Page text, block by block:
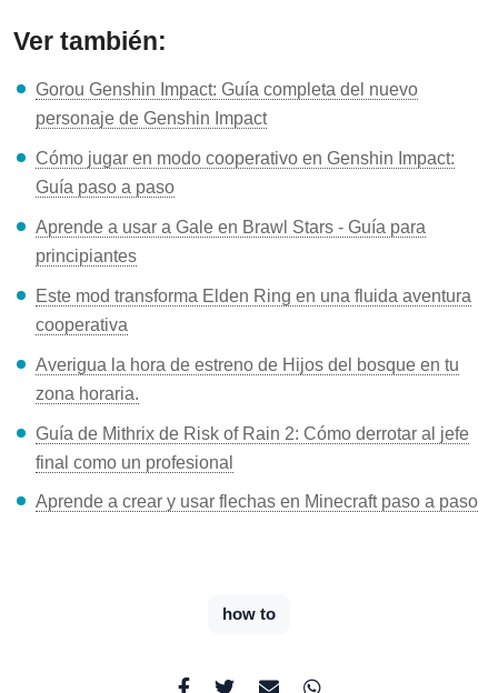
Ver también:
Gorou Genshin Impact: Guía completa del nuevo
personaje de Genshin Impact
Cómo jugar en modo cooperativo en Genshin Impact:
Guía paso a paso
Aprende a usar a Gale en Brawl Stars - Guía para
principiantes
Este mod transforma Elden Ring en una fluida aventura
cooperativa
Averigua la hora de estreno de Hijos del bosque en tu
zona horaria.
Guía de Mithrix de Risk of Rain 2: Cómo derrotar al jefe
final como un profesional
Aprende a crear y usar flechas en Minecraft paso a paso
how to